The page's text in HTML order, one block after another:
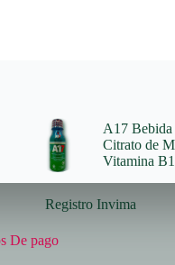
A17 Bebida
Citrato de
Vitamina B1
Registro Invima
De pago